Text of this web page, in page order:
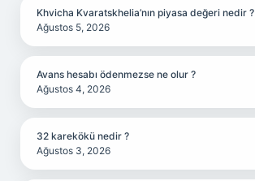
Khvicha Kvaratskhelia’nın piyasa değeri nedir ?
Ağustos 5, 2026
Avans hesabı ödenmezse ne olur ?
Ağustos 4, 2026
32 karekökü nedir ?
Ağustos 3, 2026